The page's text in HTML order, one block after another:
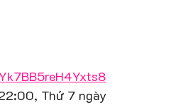
Thứ 7 ngày